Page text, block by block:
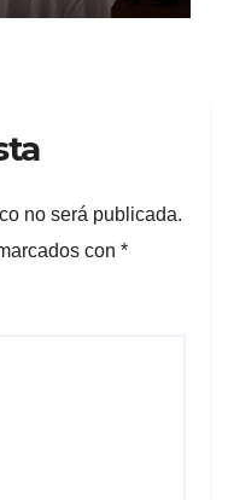
no será publicada.
con *